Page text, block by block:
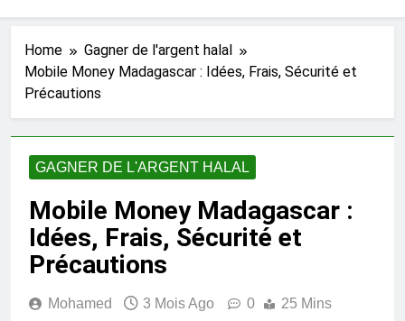
Home
Gagner de l'argent halal
Mobile Money Madagascar : Idées, Frais, Sécurité et
Précautions
GAGNER DE L'ARGENT HALAL
Mobile Money Madagascar :
Idées, Frais, Sécurité et
Précautions
Mohamed 3 Mois Ago 0 25 Mins